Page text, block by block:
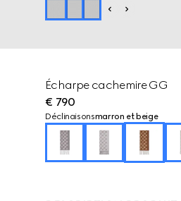
Écharpe cachemire GG
€ 790
Déclinaisonsmarron et beige